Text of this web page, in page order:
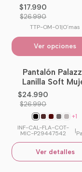
$17.990
$26.990
TTP-OM-01|O´mas
Ver opciones
-7%OFF
No disponible
Pantalón
Lanilla Soft
$24.990
$26.990
+1
INF-CAL-FLA-COT-
MIC-P29447542 |
Ver detalles